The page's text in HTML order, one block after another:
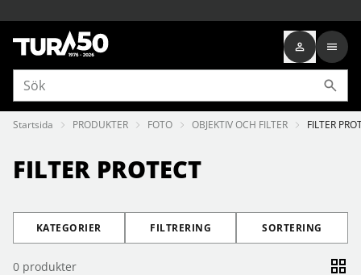
Startsida PRODUKTER FOTO OBJEKTIV OCH FILTER FILTER
FILTER PROTECT
KATEGORIER FILTRERING SORTERING
0 produkter